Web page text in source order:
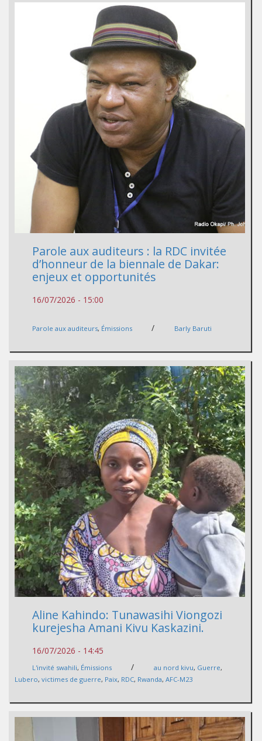
Parole aux auditeurs : la RDC invitée
d’honneur de la biennale de Dakar:
enjeux et opportunités
16/07/2026 - 15:00
Parole aux auditeurs, Émissions / Barly Baruti
Aline Kahindo: Tunawasihi Viongozi
kurejesha Amani Kivu Kaskazini.
16/07/2026 - 14:45
L'invité swahili, Émissions / au nord kivu, Guerre,
Lubero, victimes de guerre, Paix, RDC, Rwanda, AFC-M23